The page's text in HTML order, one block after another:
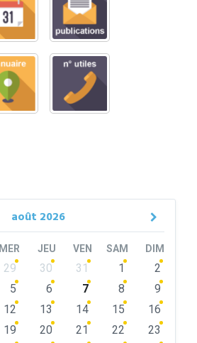
août 2026
MER JEU VEN SAM DIM
29 30 31 1
2
5 6 7 8
9
12 13 14 15
16
19 20 21 22
23